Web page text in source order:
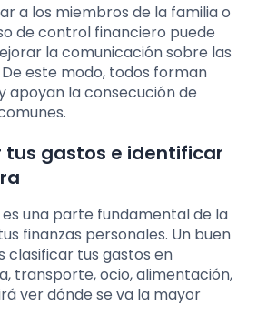
a los miembros de la familia o
de control financiero puede
la comunicación sobre las
este modo, todos forman
apoyan la consecución de
tus gastos e identificar
una parte fundamental de la
finanzas personales. Un buen
clasificar tus gastos en
transporte, ocio, alimentación,
ver dónde se va la mayor